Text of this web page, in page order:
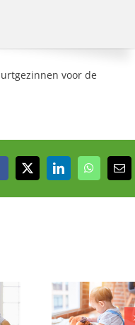
voor de
X LinkedIn
E-
deze
Wie
van